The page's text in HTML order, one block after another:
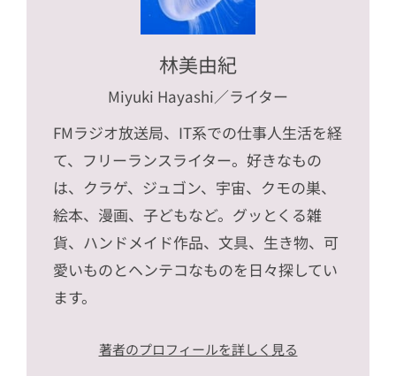
林美由紀
Miyuki Hayashi／ライター
FMラジオ放送局、IT系での仕事人生活を経
て、フリーランスライター。好きなもの
は、クラゲ、ジュゴン、宇宙、クモの巣、
絵本、漫画、子どもなど。グッとくる雑
貨、ハンドメイド作品、文具、生き物、可
愛いものとヘンテコなものを日々探してい
ます。
著者のプロフィールを詳しく見る